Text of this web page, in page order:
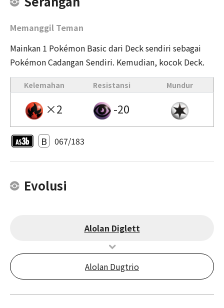
Memanggil Teman
Mainkan 1 Pokémon Basic dari Deck sendiri sebagai
Pokémon Cadangan Sendiri. Kemudian, kocok Deck.
Kelemahan Resistansi Mundur
×2 -20
B 067/183
Evolusi
Alolan Diglett
Alolan Dugtrio